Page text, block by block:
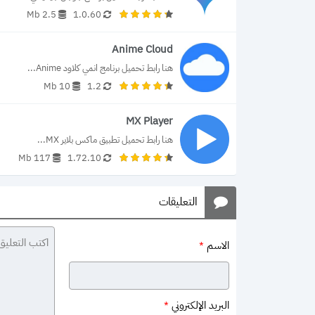
1.0.60
2.5 Mb
Anime Cloud
هنا رابط تحميل برنامج انمي كلاود Anime...
1.2
10 Mb
MX Player
هنا رابط تحميل تطبيق ماكس بلاير MX...
1.72.10
117 Mb
التعليقات
الاسم *
البريد الإلكتروني *